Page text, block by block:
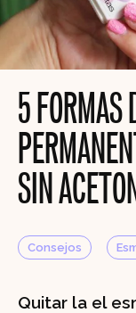
5 FORMAS
SIN
Consejos
Quitar la el